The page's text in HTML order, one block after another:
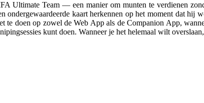
Ultimate Team — een manier om munten te verdienen
kaart herkennen op het moment dat hij
doen op zowel de Web App als de Companion App,
kunt doen. Wanneer je het helemaal wilt